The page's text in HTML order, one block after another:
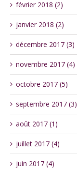
février 2018 (2)
janvier 2018 (2)
décembre 2017 (3)
novembre 2017 (4)
octobre 2017 (5)
septembre 2017 (3)
août 2017 (1)
juillet 2017 (4)
juin 2017 (4)